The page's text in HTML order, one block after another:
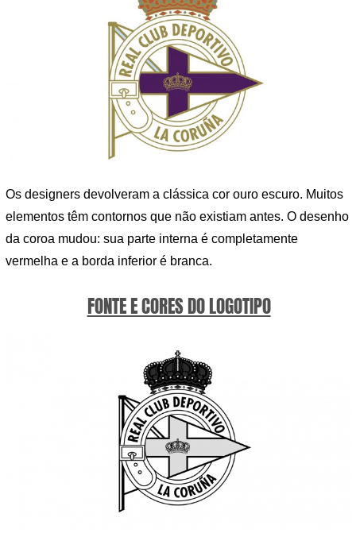
Os designers devolveram a clássica cor ouro escuro. Muitos
elementos têm contornos que não existiam antes. O desenho
da coroa mudou: sua parte interna é completamente
vermelha e a borda inferior é branca.
FONTE E CORES DO LOGOTIPO